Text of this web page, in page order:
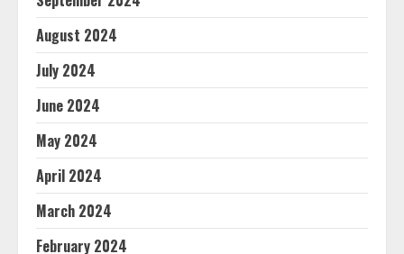
August 2024
July 2024
June 2024
May 2024
April 2024
March 2024
February 2024